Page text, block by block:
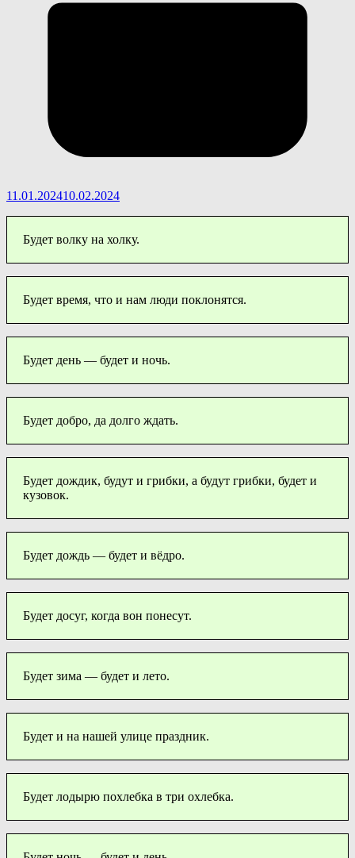
11.01.202410.02.2024
Будет волку на холку.
Будет время, что и нам люди поклонятся.
Будет день — будет и ночь.
Будет добро, да долго ждать.
Будет дождик, будут и грибки, а будут грибки, будет и
кузовок.
Будет дождь — будет и вёдро.
Будет досуг, когда вон понесут.
Будет зима — будет и лето.
Будет и на нашей улице праздник.
Будет лодырю похлебка в три охлебка.